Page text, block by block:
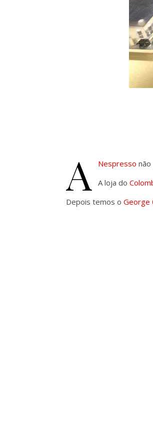
A Nespresso não
A loja do
Depois temos o George